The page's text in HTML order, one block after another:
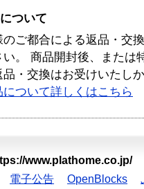
ついて
のご都合による返品・交
い。 商品開封後、または
品・交換はお受けいたし
について詳しくはこちら
www.plathome.co.jp/
電子公告 OpenBlocks